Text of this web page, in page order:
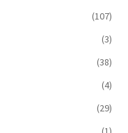
(107)
(3)
(38)
(4)
(29)